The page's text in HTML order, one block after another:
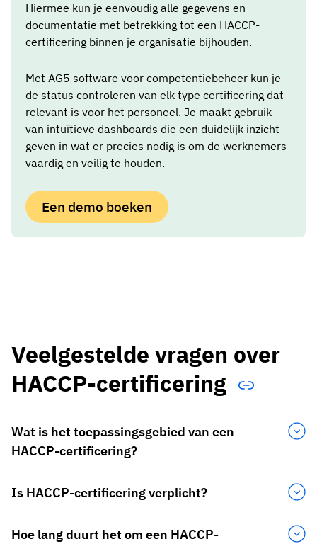
Hiermee kun je eenvoudig alle gegevens en
documentatie met betrekking tot een HACCP-
certificering binnen je organisatie bijhouden.
Met AG5 software voor competentiebeheer kun je
de status controleren van elk type certificering dat
relevant is voor het personeel. Je maakt gebruik
van intuïtieve dashboards die een duidelijk inzicht
geven in wat er precies nodig is om de werknemers
vaardig en veilig te houden.
Een demo boeken
Veelgestelde vragen over
HACCP-certificering
Wat is het toepassingsgebied van een
HACCP-certificering?
Is HACCP-certificering verplicht?
Hoe lang duurt het om een HACCP-